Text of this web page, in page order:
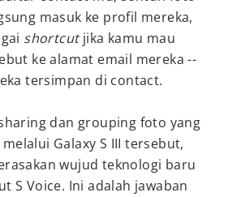
masuk ke profil mereka,
shortcutjika kamu mau
ke alamat email mereka --
tersimpan di contact.
dan grouping foto yang
Galaxy S III tersebut,
wujud teknologi baru
S Voice. Ini adalah jawaban